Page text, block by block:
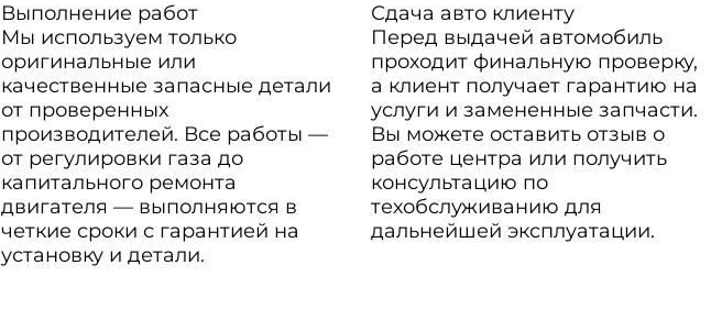
Выполнение работ
Мы используем только
оригинальные или
качественные запасные детали
от проверенных
производителей. Все работы —
от регулировки газа до
капитального ремонта
двигателя — выполняются в
четкие сроки с гарантией на
установку и детали.
Сдача авто клиенту
Перед выдачей автомобиль
проходит финальную проверку,
а клиент получает гарантию на
услуги и замененные запчасти.
Вы можете оставить отзыв о
работе центра или получить
консультацию по
техобслуживанию для
дальнейшей эксплуатации.